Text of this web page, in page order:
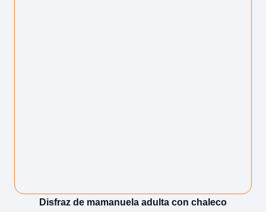
Disfraz de mamanuela adulta con chaleco